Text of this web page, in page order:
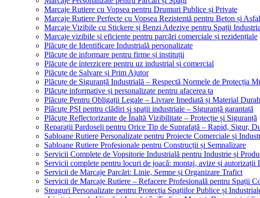
Marcaje Rutiere cu Vopsea pentru Drumuri Publice și Private
Marcaje Rutiere Perfecte cu Vopsea Rezistentă pentru Beton și
Marcaje Vizibile cu Stickere și Benzi Adezive pentru Spații
Marcaje vizibile și eficiente pentru parcări comerciale și rezidențiale
Plăcuțe de Identificare Industrială personalizate
Plăcuțe de informare pentru firme și instituții
Plăcuțe de interzicere pentru uz industrial și comercial
Plăcuțe de Salvare și Prim Ajutor
Plăcuțe de Siguranță Industrială – Respectă Normele de Protecția
Plăcuțe informative și personalizate pentru afacerea ta
Plăcuțe Pentru Obligații Legale – Livrare Imediată și Material
Plăcuțe PSI pentru clădiri și spații industriale – Siguranță garantată
Plăcuțe Reflectorizante de Înaltă Vizibilitate – Protecție și Siguranță
Reparații Pardoseli pentru Orice Tip de Suprafață – Rapid, Sigur,
Sabloane Rutiere Personalizate pentru Proiecte Comerciale și
Sabloane Rutiere Profesionale pentru Construcții și Semnalizare
Servicii Complete de Vopsitorie Industrială pentru Industrie și
Servicii complete pentru locuri de joacă: montaj, avize și autorizații
Servicii de Marcaje Parcări: Linie, Semne și Organizare Trafict
Servicii de Marcaje Rutiere – Refacere Profesională pentru Spații
Steaguri Personalizate pentru Protecția Spațiilor Publice și